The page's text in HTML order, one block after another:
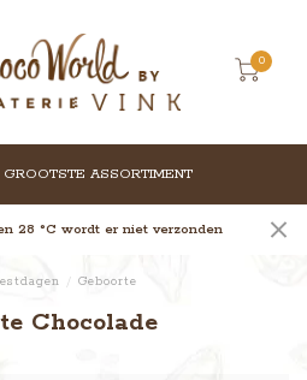
0
ASSORTIMENT
28 °C wordt er niet verzonden
/ Geboorte
Chocolade